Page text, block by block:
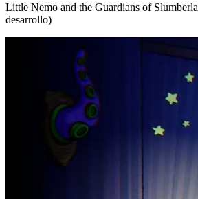
Little Nemo and the Guardians of
desarrollo)